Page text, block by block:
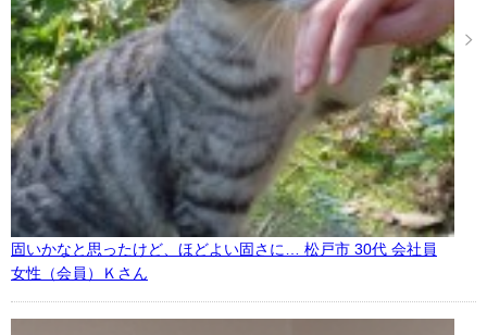
固いかなと思ったけど、ほどよい固さに… 松戸市 30代 会社員
女性（会員）Ｋさん